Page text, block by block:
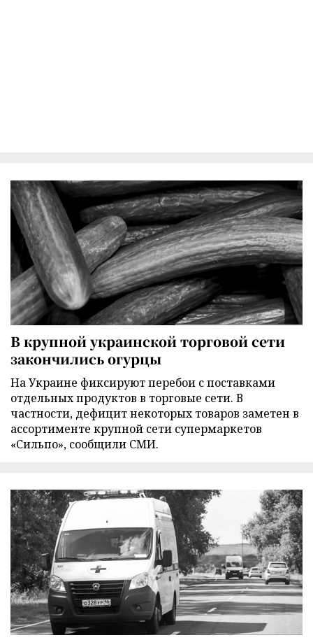
В крупной украинской торговой сети
закончились огурцы
На Украине фиксируют перебои с поставками
отдельных продуктов в торговые сети. В
частности, дефицит некоторых товаров заметен в
ассортименте крупной сети супермаркетов
«Сильпо», сообщили СМИ.